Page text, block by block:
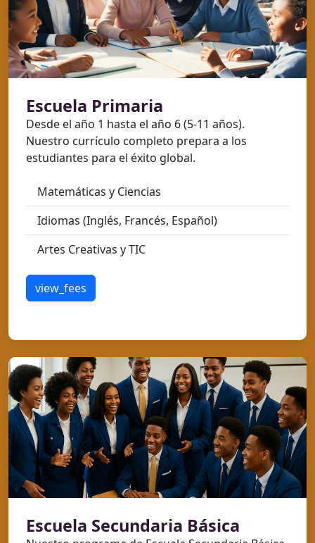
Escuela Primaria
Desde el año 1 hasta el año 6 (5-11 años).
Nuestro currículo completo prepara a los
estudiantes para el éxito global.
Matemáticas y Ciencias
Idiomas (Inglés, Francés, Español)
Artes Creativas y TIC
view_fees
Escuela Secundaria Básica